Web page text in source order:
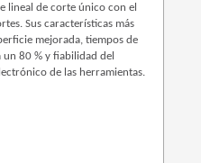
lineal de corte único con el
Sus características más
mejorada, tiempos de
80 % y fiabilidad del
de las herramientas.